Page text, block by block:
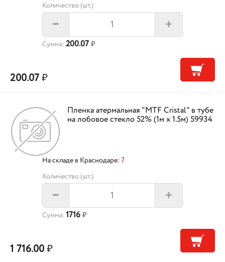
Количество (шт.)
– +
Сумма: 200.07 ₽
200.07₽
Пленка атермальная "MTF Cristal" в тубе
на лобовое стекло 52% (1м х 1.5м) 59934
На складе в Краснодаре: 7
Количество (шт.)
– +
Сумма: 1716 ₽
1 716.00₽